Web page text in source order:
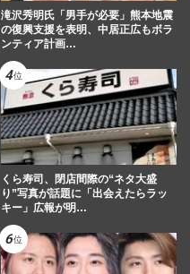
滝沢秀明氏「男手が必要」熊本地震
の復興支援を表明、中居正広もボラ
ンティア計画…
くら寿司、閉店間際の“ネタ大盛
り”写真が話題に「出会えたらラッ
キー」広報が明…